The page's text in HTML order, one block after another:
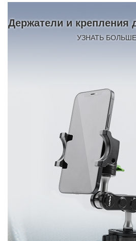
Держатели и крепления
УЗНАТЬ БОЛЬШЕ